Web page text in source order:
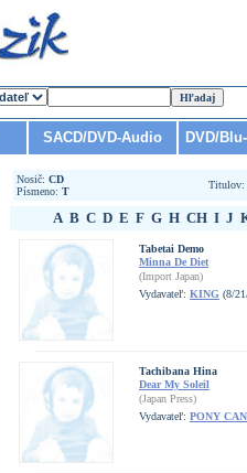
SACD/DVD-Audio DVD/
Nosič: CD
Písmeno: T
A B C D E F G H CH I J
Tabetai Demo
Minna De Diet
(Import Japan)
Vydavateľ: KING (8/
Tachibana Hina
Dear My Soleil
(Japan Press)
Vydavateľ: PONY